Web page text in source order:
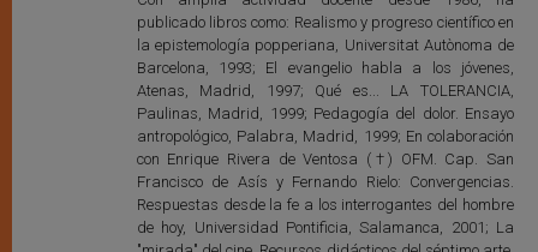
publicado libros como: Realismo y progreso científico en
la epistemología popperiana, Universitat Autònoma de
Barcelona, 1993; El evangelio habla a los jóvenes,
Atenas, Madrid, 1997; Qué es... LA TOLERANCIA,
Paulinas, Madrid, 1999; Pedagogía del dolor. Ensayo
antropológico, Palabra, Madrid, 1999; En colaboración
con Enrique Rivera de Ventosa (†) OFM. Cap. San
Francisco de Asís y Fernando Rielo: Convergencias.
Respuestas desde la fe a los interrogantes del hombre
de hoy, Universidad Pontificia, Salamanca, 2001; La